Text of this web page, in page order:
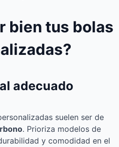
bien tus bolas
adecuado
suelen ser de
. Prioriza modelos de
y comodidad en el